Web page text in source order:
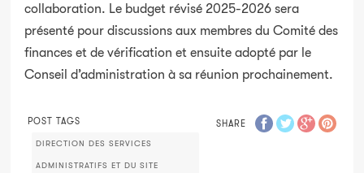
collaboration. Le budget révisé 2025-2026 sera
présenté pour discussions aux membres du Comité des
finances et de vérification et ensuite adopté par le
Conseil d’administration à sa réunion prochainement.
SHARE
POST TAGS
DIRECTION DES SERVICES
ADMINISTRATIFS ET DU SITE